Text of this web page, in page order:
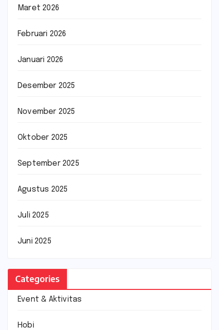
Maret 2026
Februari 2026
Januari 2026
Desember 2025
November 2025
Oktober 2025
September 2025
Agustus 2025
Juli 2025
Juni 2025
Categories
Event & Aktivitas
Hobi